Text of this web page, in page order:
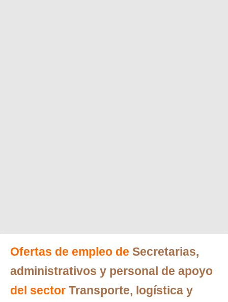
Ofertas de empleo de Secretarias,
administrativos y personal de apoyo
del sector Transporte, logística y